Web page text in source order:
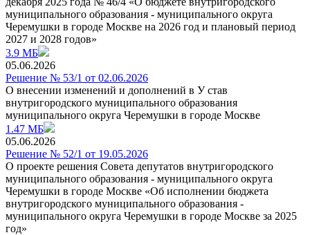
муниципального образования - муниципального округа
Черемушки в городе Москве на 2026 год и плановый период
2027 и 2028 годов»
3.9 МБ
05.06.2026
Решение № 53/1 от 02.06.2026
О внесении изменений и дополнений в У став
внутригородского муниципального образования
муниципального округа Черемушки в городе Москве
1.47 МБ
05.06.2026
Решение № 52/1 от 19.05.2026
О проекте решения Совета депутатов внутригородского
муниципального образования - муниципального округа
Черемушки в городе Москве «Об исполнении бюджета
внутригородского муниципального образования -
муниципального округа Черемушки в городе Москве за 2025
год»